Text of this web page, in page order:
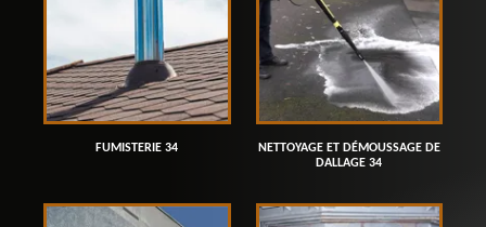
FUMISTERIE 34
NETTOYAGE ET DÉMOUSSAGE DE
DALLAGE 34